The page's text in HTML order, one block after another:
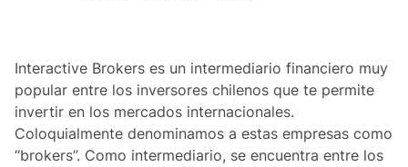
Interactive Brokers es un intermediario financiero muy
popular entre los inversores chilenos que te permite
invertir en los mercados internacionales.
Coloquialmente denominamos a estas empresas como
“brokers”. Como intermediario, se encuentra entre los